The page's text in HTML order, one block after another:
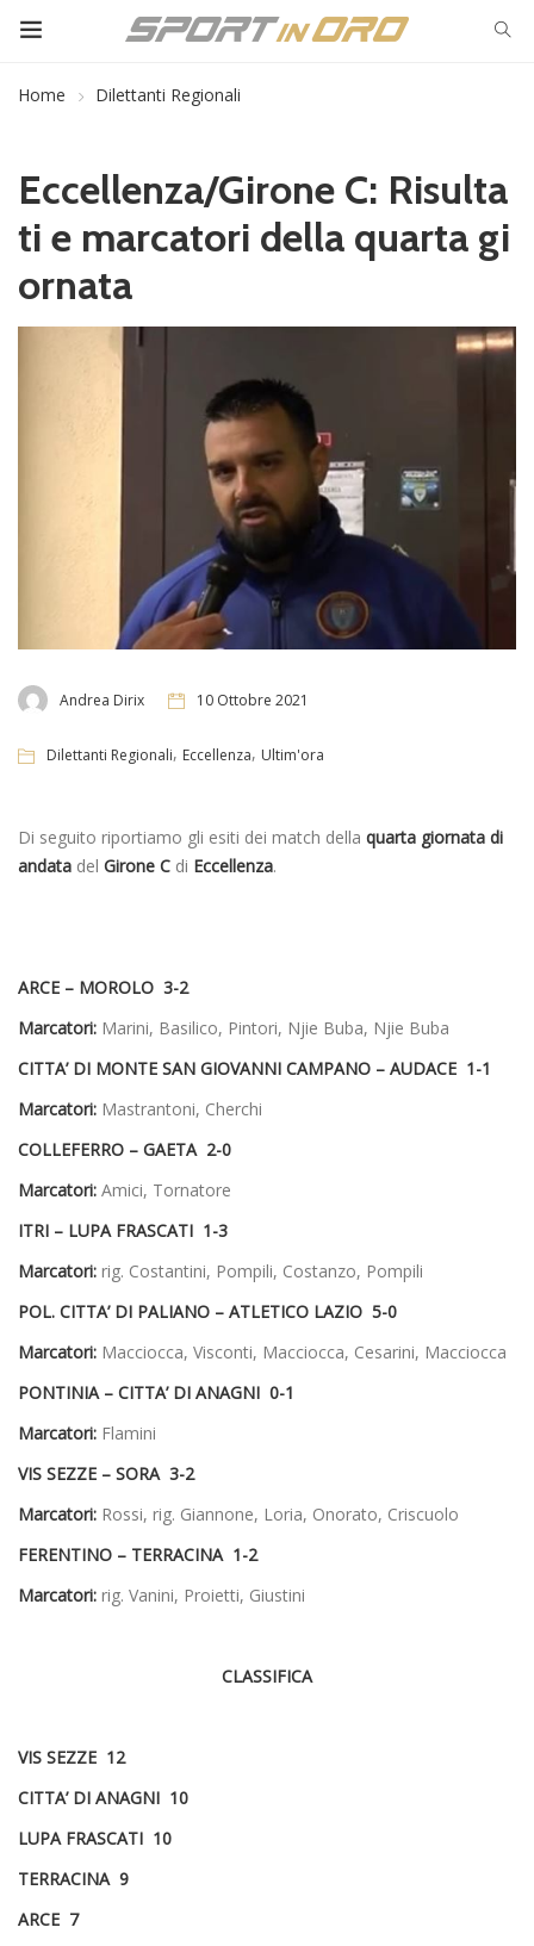
Home Dilettanti Regionali
Eccellenza/Girone C: Risulta
ti e marcatori della quarta gi
ornata
Andrea Dirix 10 Ottobre 2021
Dilettanti Regionali, Eccellenza, Ultim'ora
Di seguito riportiamo gli esiti dei match della quarta giornata di
andata del Girone C di Eccellenza.
ARCE – MOROLO 3-2
Marcatori: Marini, Basilico, Pintori, Njie Buba, Njie Buba
CITTA’ DI MONTE SAN GIOVANNI CAMPANO – AUDACE 1-1
Marcatori: Mastrantoni, Cherchi
COLLEFERRO – GAETA 2-0
Marcatori: Amici, Tornatore
ITRI – LUPA FRASCATI 1-3
Marcatori: rig. Costantini, Pompili, Costanzo, Pompili
POL. CITTA’ DI PALIANO – ATLETICO LAZIO 5-0
Marcatori: Macciocca, Visconti, Macciocca, Cesarini, Macciocca
PONTINIA – CITTA’ DI ANAGNI 0-1
Marcatori: Flamini
VIS SEZZE – SORA 3-2
Marcatori: Rossi, rig. Giannone, Loria, Onorato, Criscuolo
FERENTINO – TERRACINA 1-2
Marcatori: rig. Vanini, Proietti, Giustini
CLASSIFICA
VIS SEZZE 12
CITTA’ DI ANAGNI 10
LUPA FRASCATI 10
TERRACINA 9
ARCE 7